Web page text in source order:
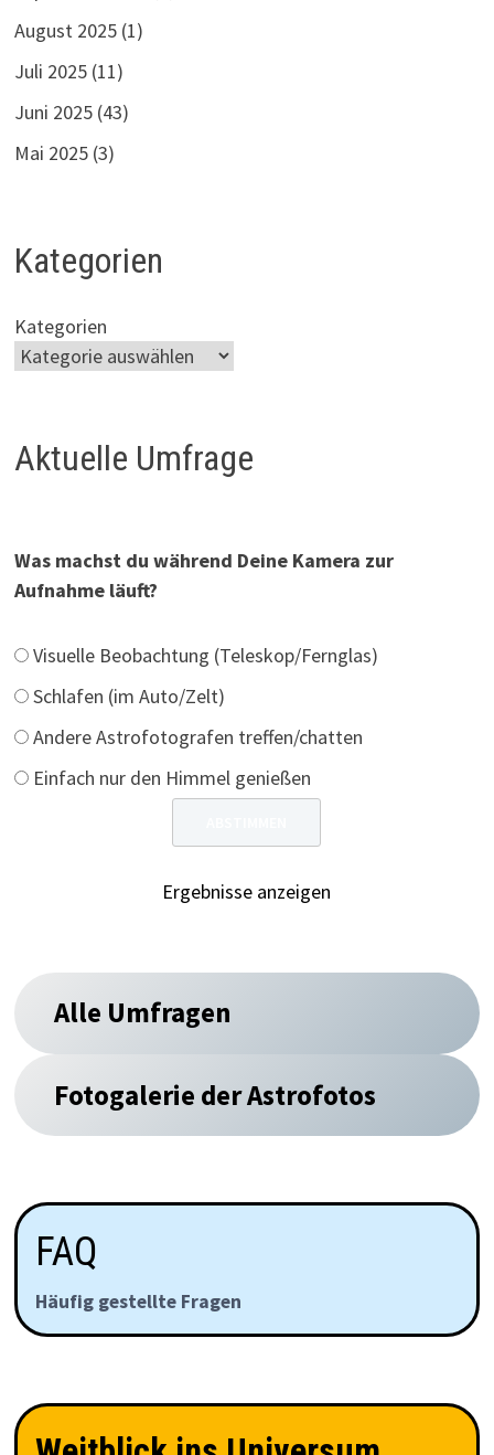
August 2025 (1)
Juli 2025 (11)
Juni 2025 (43)
Mai 2025 (3)
Kategorien
Kategorien
Aktuelle Umfrage
Was machst du während Deine Kamera zur
Aufnahme läuft?
Visuelle Beobachtung (Teleskop/Fernglas)
Schlafen (im Auto/Zelt)
Andere Astrofotografen treffen/chatten
Einfach nur den Himmel genießen
Ergebnisse anzeigen
Alle Umfragen
Fotogalerie der Astrofotos
FAQ
Häufig gestellte Fragen